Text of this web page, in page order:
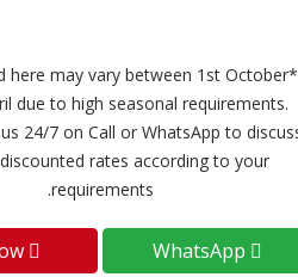
here may vary between 1st October
due to high seasonal requirements.
24/7 on Call or WhatsApp to
rates according to your
requirements.
Call Now